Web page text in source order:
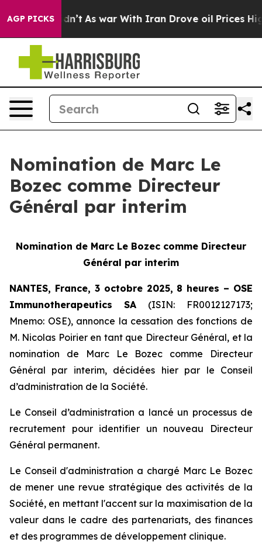
AGP PICKS
it Didn’t As war With Iran Drove oil Prices Higher,
Nomination de Marc Le
Bozec comme Directeur
Général par interim
Nomination de Marc Le Bozec comme Directeur
Général par interim
NANTES, France, 3 octobre 2025, 8 heures – OSE
Immunotherapeutics
SA (ISIN: FR0012127173;
Mnemo: OSE), annonce la cessation des fonctions de
M. Nicolas Poirier en tant que Directeur Général, et la
nomination de Marc Le Bozec comme Directeur
Général par interim, décidées hier par le Conseil
d’administration de la Société.
Le Conseil d’administration a lancé un processus de
recrutement pour identifier un nouveau Directeur
Général permanent.
Le Conseil d'administration a chargé Marc Le Bozec
de mener une revue stratégique des activités de la
Société, en mettant l'accent sur la maximisation de la
valeur dans le cadre des partenariats, des finances
et des programmes de développement clinique.